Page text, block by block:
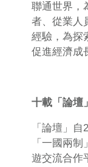
聯通世界，
者、從業人
經驗，為探
促進經濟成
十載 「論壇
「論壇」
「一國兩
遊交流合作